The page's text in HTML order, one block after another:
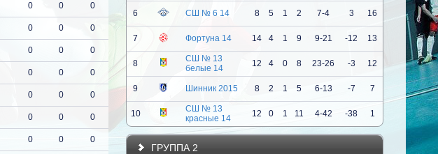
0 0 0
0 0 0
0 0 0
0 0 0
0 0 0
0 0 0
0 0 0
6 СШ № 6 14 8 5 1 2 7-4 3 16
7 Фортуна 14 14 4 1 9 9-21 -12 13
8
СШ № 13
белые 14
12 4 0 8 23-26 -3 12
9 Шинник 2015 8 2 1 5 6-13 -7 7
10
СШ № 13
красные 14
12 0 1 11 4-42 -38 1
ГРУППА 2